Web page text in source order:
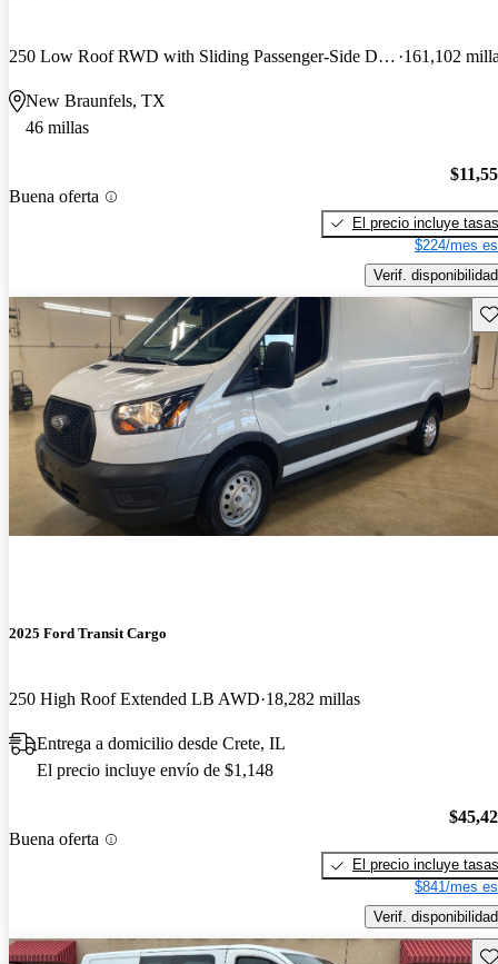
250 Low Roof RWD with Sliding Passenger-Side Door 161,102
New Braunfels, TX
46 millas
Buena oferta
El precio incluye tasas
$224/mes
Verif. disponibilidad
2025 Ford Transit Cargo
250 High Roof Extended LB AWD 18,282 millas
Entrega a domicilio desde Crete, IL
El precio incluye envío de $1,148
Buena oferta
El precio incluye tasas
$841/mes
Verif. disponibilidad